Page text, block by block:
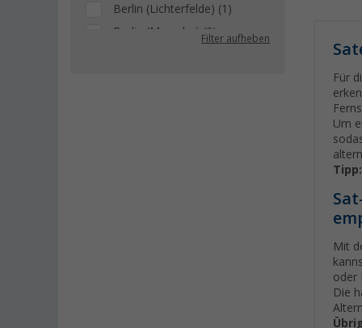
Berlin (Lichterfelde) (1)
Berlin (Marzahn) (2)
Filter aufheben
Für
Um
Tipp:
Mit
oder
Die